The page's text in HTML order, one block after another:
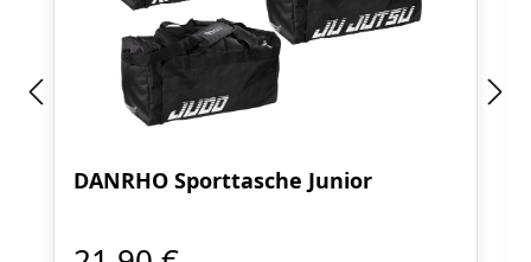
DANRHO Sporttasche Junior